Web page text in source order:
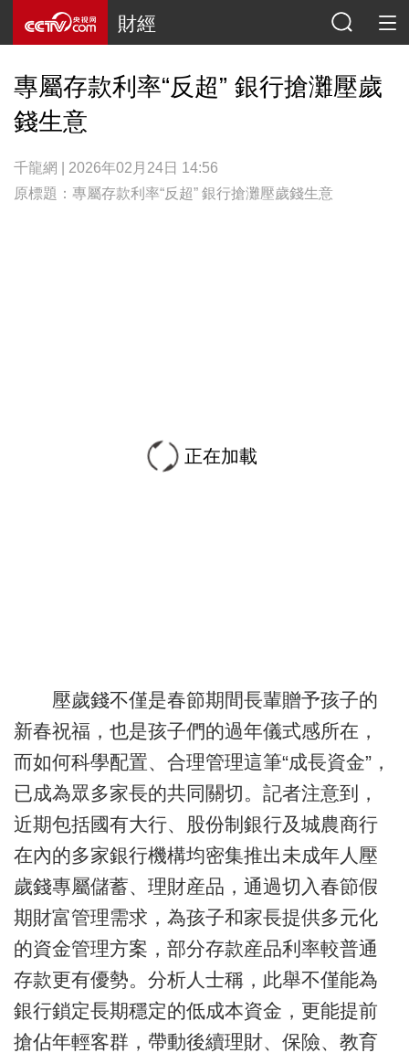
財經
專屬存款利率“反超” 銀行搶灘壓歲
錢生意
千龍網 | 2026年02月24日 14:56
原標題：專屬存款利率“反超” 銀行搶灘壓歲錢生意
正在加載
壓歲錢不僅是春節期間長輩贈予孩子的
新春祝福，也是孩子們的過年儀式感所在，
而如何科學配置、合理管理這筆“成長資金”，
已成為眾多家長的共同關切。記者注意到，
近期包括國有大行、股份制銀行及城農商行
在內的多家銀行機構均密集推出未成年人壓
歲錢專屬儲蓄、理財産品，通過切入春節假
期財富管理需求，為孩子和家長提供多元化
的資金管理方案，部分存款産品利率較普通
存款更有優勢。分析人士稱，此舉不僅能為
銀行鎖定長期穩定的低成本資金，更能提前
搶佔年輕客群，帶動後續理財、保險、教育